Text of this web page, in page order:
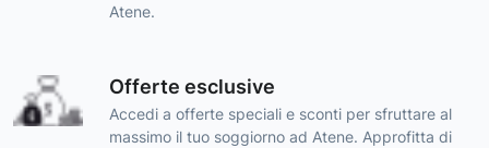
Atene.
Offerte esclusive
Accedi a offerte speciali e sconti per sfruttare al
massimo il tuo soggiorno ad Atene. Approfitta di